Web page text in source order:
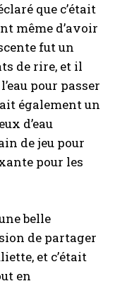
que c’était
même d’avoir
fut un
de rire, et il
pour passer
également un
d’eau
de jeu pour
pour les
belle
de partager
et c’était
en